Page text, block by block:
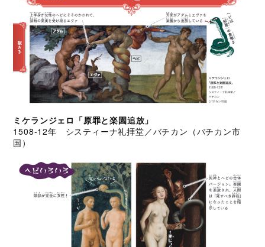
ミケランジェロ「原罪と楽園追放」
1508-12年 システィーナ礼拝堂／バチカン（バチカン市
国）